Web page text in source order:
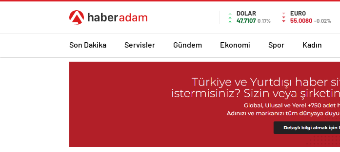
DOLAR
47,7107 0.17%
EURO
55,0080 -0.02%
Son Dakika Servisler Gündem Ekonomi Spor Kadın